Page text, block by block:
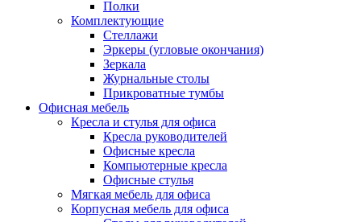
Полки
Комплектующие
Стеллажи
Эркеры (угловые окончания)
Зеркала
Журнальные столы
Прикроватные тумбы
Офисная мебель
Кресла и стулья для офиса
Кресла руководителей
Офисные кресла
Компьютерные кресла
Офисные стулья
Мягкая мебель для офиса
Корпусная мебель для офиса